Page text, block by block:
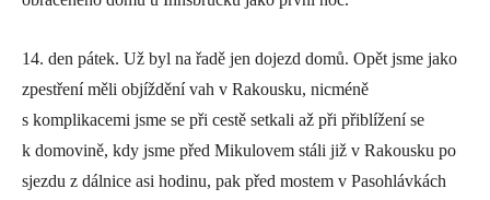
14. den pátek. Už byl na řadě jen dojezd domů. Opět jsme jako
zpestření měli objíždění vah v Rakousku, nicméně
s komplikacemi jsme se při cestě setkali až při přiblížení se
k domovině, kdy jsme před Mikulovem stáli již v Rakousku po
sjezdu z dálnice asi hodinu, pak před mostem v Pasohlávkách